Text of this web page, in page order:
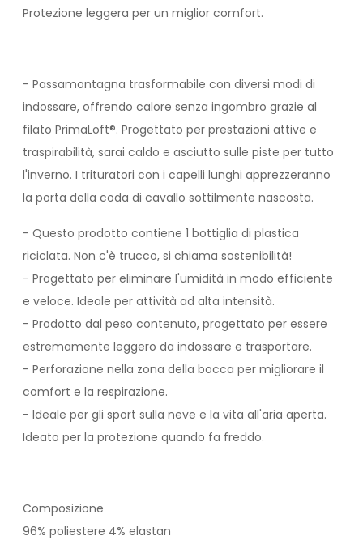
Protezione leggera per un miglior comfort.
- Passamontagna trasformabile con diversi modi di
indossare, offrendo calore senza ingombro grazie al
filato PrimaLoft®. Progettato per prestazioni attive e
traspirabilità, sarai caldo e asciutto sulle piste per tutto
l'inverno. I trituratori con i capelli lunghi apprezzeranno
la porta della coda di cavallo sottilmente nascosta.
- Questo prodotto contiene 1 bottiglia di plastica
riciclata. Non c'è trucco, si chiama sostenibilità!
- Progettato per eliminare l'umidità in modo efficiente
e veloce. Ideale per attività ad alta intensità.
- Prodotto dal peso contenuto, progettato per essere
estremamente leggero da indossare e trasportare.
- Perforazione nella zona della bocca per migliorare il
comfort e la respirazione.
- Ideale per gli sport sulla neve e la vita all'aria aperta.
Ideato per la protezione quando fa freddo.
Composizione
96% poliestere 4% elastan